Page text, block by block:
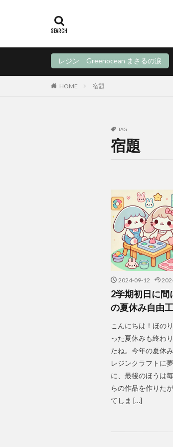
レジン Greenocean まさるの涙
HOME 宿題
TAG
宿題
2024-09-12
2学期初日に間
の夏休み自由
こんにちは！ほの
った夏休みも終わ
たね。今年の夏休
レジンクラフトに
に、最後のほうは
らの作品を作りた
てしま […]